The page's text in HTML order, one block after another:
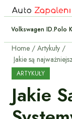
Volkswagen
Home
Artykuły
ARTYKUŁY
Jakie